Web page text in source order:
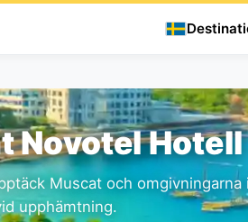
Novotel Hotell
Muscat och
upphämtning.